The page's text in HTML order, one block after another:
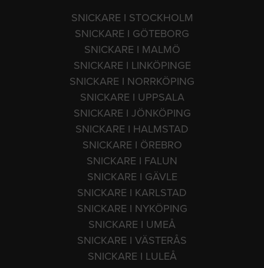
SNICKARE I STOCKHOLM
SNICKARE I GÖTEBORG
SNICKARE I MALMÖ
SNICKARE I LINKÖPINGE
SNICKARE I NORRKÖPING
SNICKARE I UPPSALA
SNICKARE I JÖNKÖPING
SNICKARE I HALMSTAD
SNICKARE I ÖREBRO
SNICKARE I FALUN
SNICKARE I GÄVLE
SNICKARE I KARLSTAD
SNICKARE I NYKÖPING
SNICKARE I UMEÅ
SNICKARE I VÄSTERÅS
SNICKARE I LULEÅ